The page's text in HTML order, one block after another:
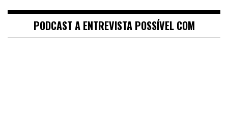
PODCAST A ENTREVISTA POSSÍVEL COM